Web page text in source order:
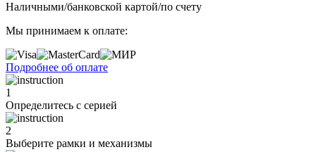
Наличными/банковской картой/по счету
Мы принимаем к оплате:
Подробнее об оплате
1
Определитесь с серией
2
Выберите рамки и механизмы